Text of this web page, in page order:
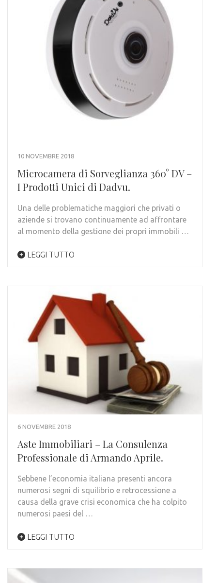
10 NOVEMBRE 2018
Microcamera di Sorveglianza 360° DV –
I Prodotti Unici di Dadvu.
Una delle problematiche maggiori che privati o
aziende si trovano continuamente ad affrontare
al momento della gestione dei propri immobili …
LEGGI TUTTO
6 NOVEMBRE 2018
Aste Immobiliari – La Consulenza
Professionale di Armando Aprile.
Sebbene l’economia italiana presenti ancora
numerosi segni di squilibrio e retrocessione a
causa della grave crisi economica che ha colpito
numerosi paesi del …
LEGGI TUTTO